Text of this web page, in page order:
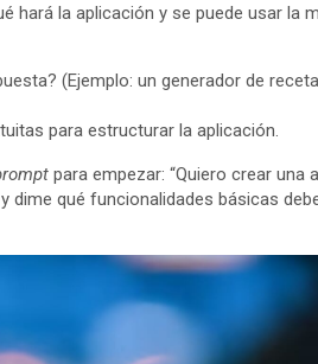
hará la aplicación y se puede usar la
(Ejemplo: un generador de
para estructurar la aplicación.
para empezar: “Quiero crear una
dime qué funcionalidades básicas